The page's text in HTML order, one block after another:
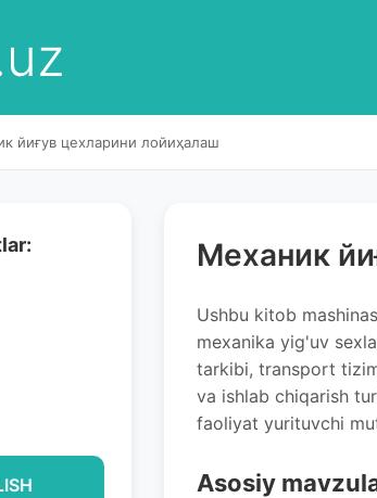
йиғув цехларини лойиҳалаш
Механик
Ushbu kitob
mexanika yig'uv
tarkibi, transport
va ishlab chiqarish
faoliyat yurituvchi
Asosiy